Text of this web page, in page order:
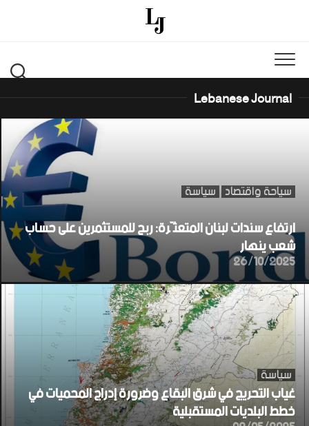
Lebanese Journal
سياحة واقتصاد سياسة
ارتفاع سندات لبنان المتعثّرة: ربح للمستثمرين على حساب
شعب ينهار
26/10/2025
سياسة
غياب التحريج في شرق البقاع وضرورة إدراج المحميات في
خطط البلديات المستقبلية